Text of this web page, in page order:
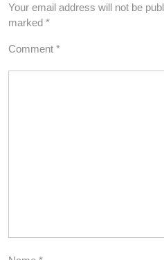
Your email address will not be
marked *
Comment *